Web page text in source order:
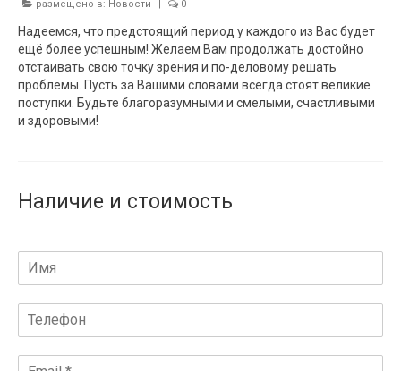
размещено в: Новости | 0
Надеемся, что предстоящий период у каждого из Вас будет
ещё более успешным! Желаем Вам продолжать достойно
отстаивать свою точку зрения и по-деловому решать
проблемы. Пусть за Вашими словами всегда стоят великие
поступки. Будьте благоразумными и смелыми, счастливыми
и здоровыми!
Наличие и стоимость